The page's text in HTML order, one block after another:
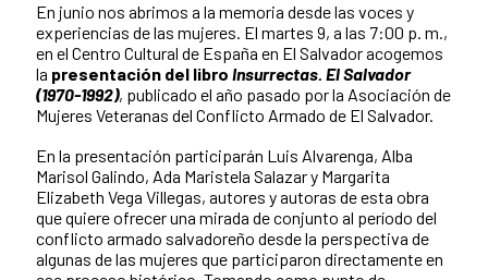
En junio nos abrimos a la memoria desde las voces y
experiencias de las mujeres. El martes 9, a las 7:00 p. m.,
en el Centro Cultural de España en El Salvador acogemos
la presentación del libro Insurrectas. El Salvador
(1970-1992), publicado el año pasado por la Asociación de
Mujeres Veteranas del Conflicto Armado de El Salvador.
En la presentación participarán Luis Alvarenga, Alba
Marisol Galindo, Ada Maristela Salazar y Margarita
Elizabeth Vega Villegas, autores y autoras de esta obra
que quiere ofrecer una mirada de conjunto al período del
conflicto armado salvadoreño desde la perspectiva de
algunas de las mujeres que participaron directamente en